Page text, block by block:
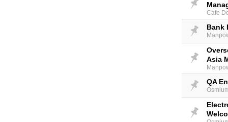
Cafe
Bank
Asia
QA